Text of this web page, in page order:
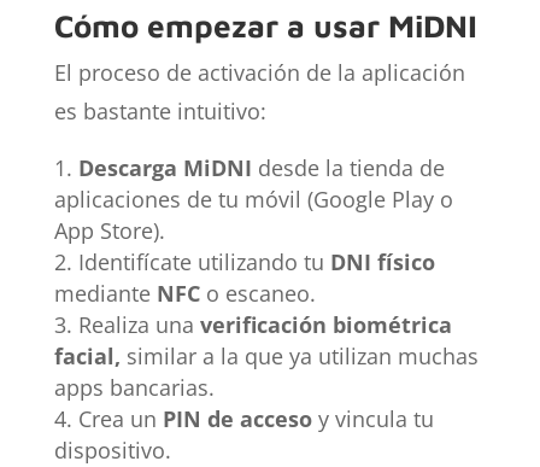
Cómo empezar a usar MiDNI
El proceso de activación de la aplicación
es bastante intuitivo:
Descarga MiDNI desde la tienda de
aplicaciones de tu móvil (Google Play o
App Store).
Identifícate utilizando tu DNI físico
mediante NFCo escaneo.
Realiza una verificación biométrica
facial, similar a la que ya utilizan muchas
apps bancarias.
Crea un PIN de accesoy vincula tu
dispositivo.